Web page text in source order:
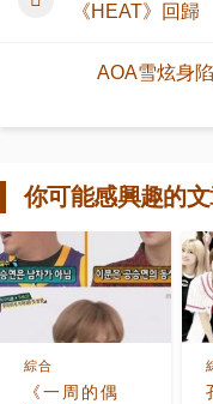
《HEAT》回歸
AOA雪炫身
你可能感興趣的
《一周的偶
綜合